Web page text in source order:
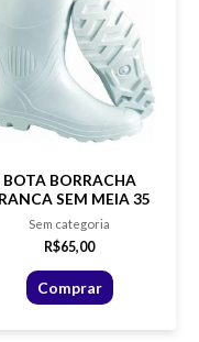
BOTA BORRACHA
SEM MEIA 35
Sem categoria
R$65,00
Comprar